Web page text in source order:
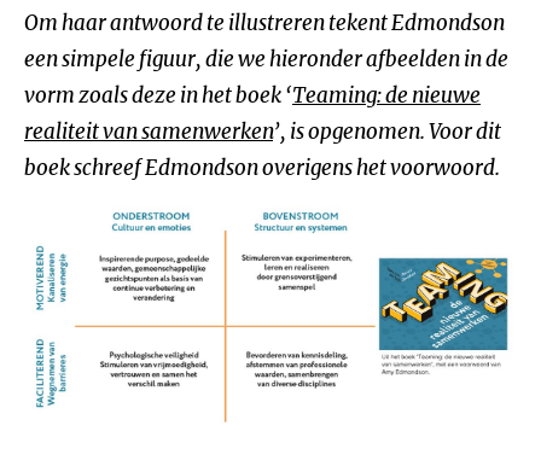
Om haar antwoord te illustreren tekent Edmondson
een simpele figuur, die we hieronder afbeelden in de
vorm zoals deze in het boek ‘Teaming: de nieuwe
realiteit van samenwerken’, is opgenomen. Voor dit
boek schreef Edmondson overigens het voorwoord.